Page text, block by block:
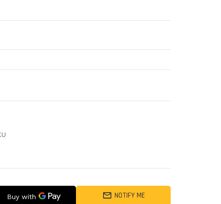
NOTIFY ME